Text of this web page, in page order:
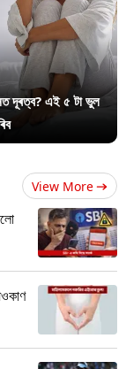
দূৰত্ব? এই ৫ টা ভুল
View More